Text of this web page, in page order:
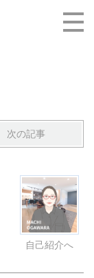
次の記事
自己紹介へ